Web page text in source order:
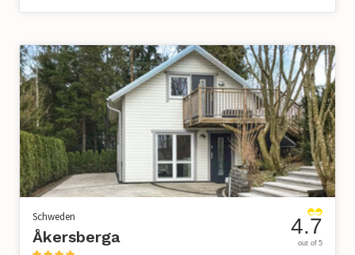
Schweden
Åkersberga 4.7
out of 5